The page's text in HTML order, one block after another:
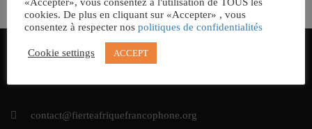
contact@fierteafriquefrancophone.org
cookies. De plus en cliquant sur «Accepter» , vous
consentez à respecter nos politiques de confidentialités
Cookie settings ACCEPT